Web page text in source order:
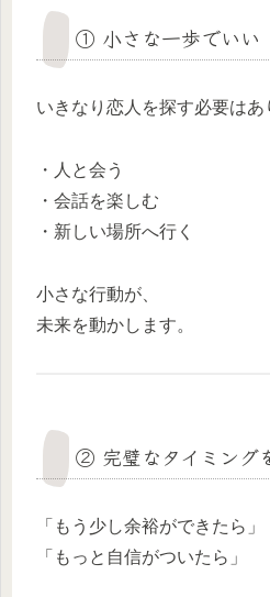
① 小さな一歩でいい
いきなり恋人を探す必要はあ
・人と会う
・会話を楽しむ
・新しい場所へ行く
小さな行動が、
未来を動かします。
② 完璧なタイミング
「もう少し余裕ができたら」
「もっと自信がついたら」